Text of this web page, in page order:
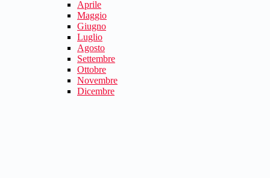
Aprile
Maggio
Giugno
Luglio
Agosto
Settembre
Ottobre
Novembre
Dicembre